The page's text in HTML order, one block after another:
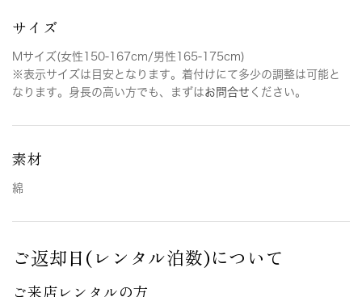
サイズ
Mサイズ(女性150-167cm/男性165-175cm)
※表示サイズは目安となります。着付けにて多少の調整は可能と
なります。身長の高い方でも、まずはお問合せ ください。
素材
綿
ご返却日(レンタル泊数)について
ご来店レンタルの方